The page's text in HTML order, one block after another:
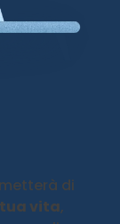
di
vita,